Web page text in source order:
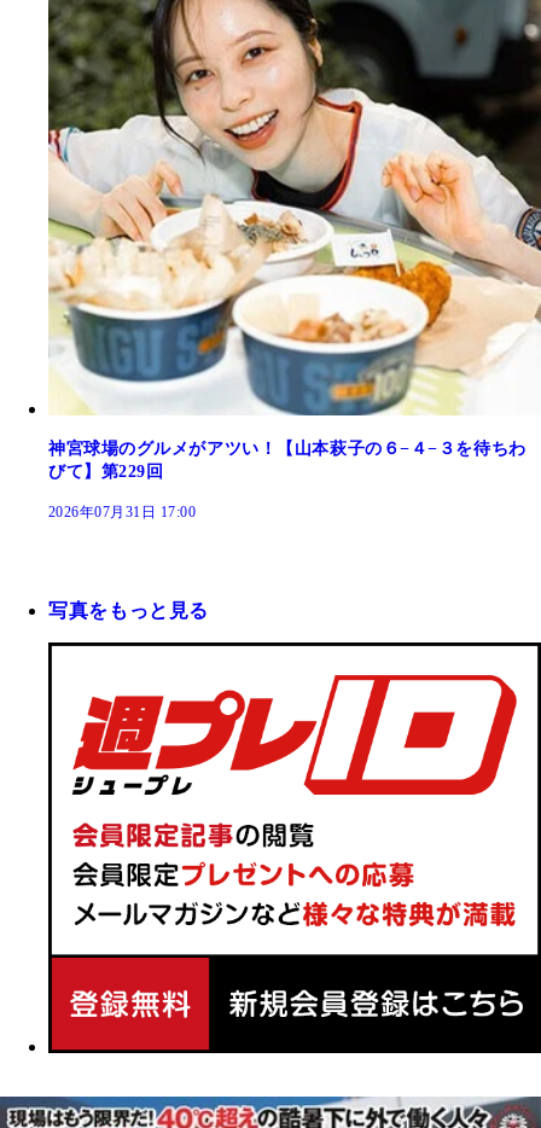
神宮球場のグルメがアツい！【山本萩子の６−４−３を待ちわ
びて】第229回
2026年07月31日 17:00
写真をもっと見る